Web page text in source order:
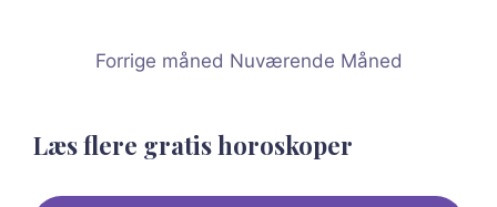
Forrige måned Nuværende Måned
Læs flere gratis horoskoper